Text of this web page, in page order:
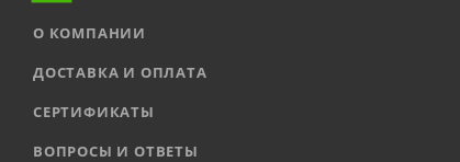
О КОМПАНИИ
ДОСТАВКА И ОПЛАТА
СЕРТИФИКАТЫ
ВОПРОСЫ И ОТВЕТЫ